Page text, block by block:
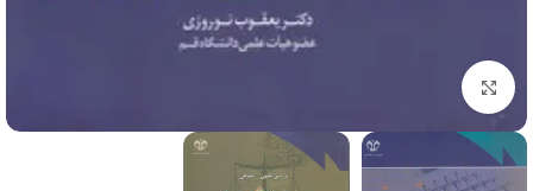
برای بزرگنمایی کلیک کنید